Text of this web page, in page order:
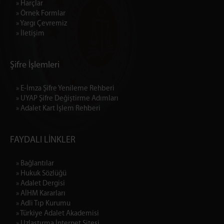
İŞ BÖLÜMÜ İSTATİSLİKLERİ
İSTİNAF DAİRELERİ
İLK DERECE MAHKEMELERİ
2025 YILI FAALİYET RAPORU
2023 YILI FAALİYET RAPORU
DURUŞMA SALONU GÜN LİSTESİ
ETKİNLİKLERİMİZ
ETKİNLİK FAALİYETİMİZ
BASINDA MAHKEMEMİZ
İLETİŞİM
» Harçlar
» Örnek Formlar
» Yargı Çevremiz
» İletişim
Şifre İşlemleri
» E-İmza Şifre Yenileme Rehberi
» UYAP Şifre Değiştirme Adımları
» Adalet Kart İşlem Rehberi
FAYDALI LİNKLER
» Bağlantılar
» Hukuk Sözlüğü
» Adalet Dergisi
» AİHM Kararları
» Adli Tıp Kurumu
» Türkiye Adalet Akademisi